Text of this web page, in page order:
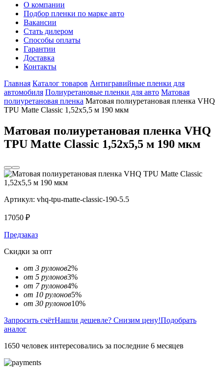
О компании
Подбор пленки по марке авто
Вакансии
Стать дилером
Способы оплаты
Гарантии
Доставка
Контакты
Главная Каталог товаров Антигравийные пленки для
автомобиля Полиуретановые пленки для авто Матовая
полиуретановая пленка Матовая полиуретановая пленка VHQ
TPU Matte Classic 1,52х5,5 м 190 мкм
Матовая полиуретановая пленка VHQ
TPU Matte Classic 1,52х5,5 м 190 мкм
Артикул: vhq-tpu-matte-сlassic-190-5.5
17050 ₽
Предзаказ
Скидки за опт
от 3 рулонов2%
от 5 рулонов3%
от 7 рулонов4%
от 10 рулонов5%
от 30 рулонов10%
Запросить счётНашли дешевле? Снизим цену!Подобрать
аналог
1650 человек интересовались за последние 6 месяцев